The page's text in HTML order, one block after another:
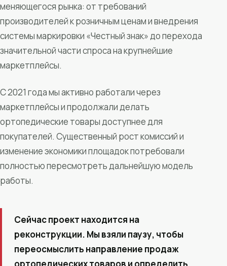
меняющегося рынка: от требований
производителей к розничным ценам и внедрения
системы маркировки «Честный знак» до перехода
значительной части спроса на крупнейшие
маркетплейсы.
С 2021 года мы активно работали через
маркетплейсы и продолжали делать
ортопедические товары доступнее для
покупателей. Существенный рост комиссий и
изменение экономики площадок потребовали
полностью пересмотреть дальнейшую модель
работы.
Сейчас проект находится на
реконструкции. Мы взяли паузу, чтобы
переосмыслить направление продаж